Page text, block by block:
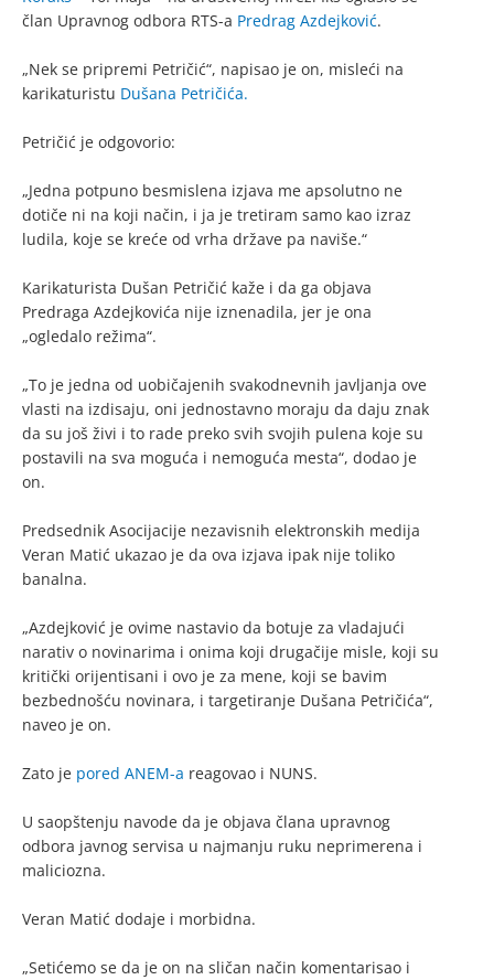
član Upravnog odbora RTS-a Predrag Azdejković.
„Nek se pripremi Petričić“, napisao je on, misleći na
karikaturistu Dušana Petričića.
Petričić je odgovorio:
„Jedna potpuno besmislena izjava me apsolutno ne
dotiče ni na koji način, i ja je tretiram samo kao izraz
ludila, koje se kreće od vrha države pa naviše.“
Karikaturista Dušan Petričić kaže i da ga objava
Predraga Azdejkovića nije iznenadila, jer je ona
„ogledalo režima“.
„To je jedna od uobičajenih svakodnevnih javljanja ove
vlasti na izdisaju, oni jednostavno moraju da daju znak
da su još živi i to rade preko svih svojih pulena koje su
postavili na sva moguća i nemoguća mesta“, dodao je
on.
Predsednik Asocijacije nezavisnih elektronskih medija
Veran Matić ukazao je da ova izjava ipak nije toliko
banalna.
„Azdejković je ovime nastavio da botuje za vladajući
narativ o novinarima i onima koji drugačije misle, koji su
kritički orijentisani i ovo je za mene, koji se bavim
bezbednošću novinara, i targetiranje Dušana Petričića“,
naveo je on.
Zato je pored ANEM-a reagovao i NUNS.
U saopštenju navode da je objava člana upravnog
odbora javnog servisa u najmanju ruku neprimerena i
maliciozna.
Veran Matić dodaje i morbidna.
„Setićemo se da je on na sličan način komentarisao i